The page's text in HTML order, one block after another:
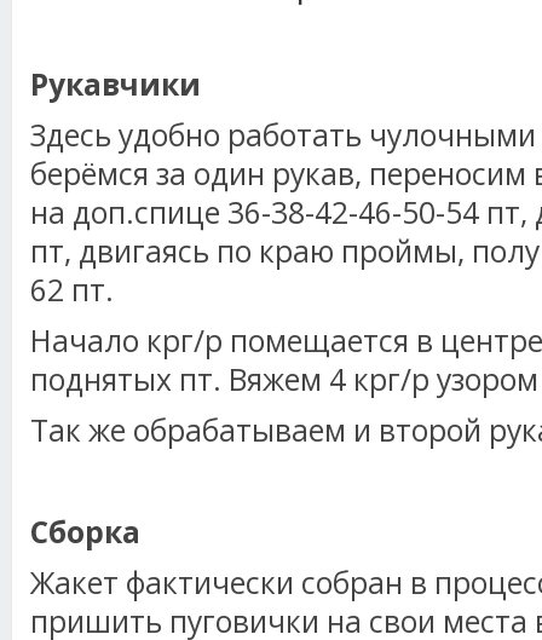
Рукавчики
Здесь удобно работать
берёмся за один рукав,
на доп.спице 36-38-42-46-50-54
пт, двигаясь по краю проймы,
62 пт.
Начало крг/р помещается в
поднятых пт. Вяжем 4 крг/р
Так же обрабатываем и второй
Сборка
Жакет фактически собран в
пришить пуговички на свои места